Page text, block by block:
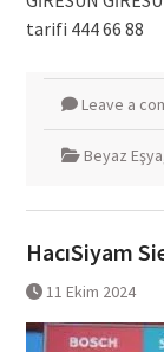
tarifi 444 66 88
Leave a
Beyaz Eşya
HacıSiyam
11 Ekim 2024